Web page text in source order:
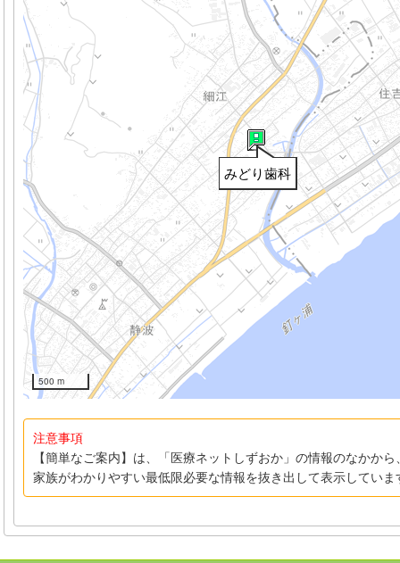
みどり歯科
500 m
注意事項
【簡単なご案内】は、「医療ネットしずおか」の情報のなかか
家族がわかりやすい最低限必要な情報を抜き出して表示していま